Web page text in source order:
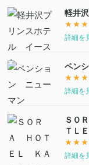
軽井
詳細を
ペン
詳細を
ＳＯ
ＴＬ
詳細を